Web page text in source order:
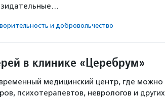
и доброволь­чест­во
в клинике «Церебрум»
медицинский центр, где можно
психотерапевтов, неврологов и других